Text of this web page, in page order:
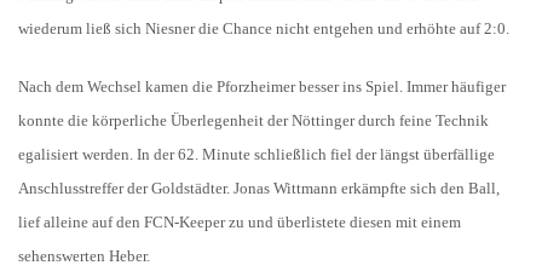
wiederum ließ sich Niesner die Chance nicht entgehen und erhöhte auf 2:0.
Nach dem Wechsel kamen die Pforzheimer besser ins Spiel. Immer häufiger
konnte die körperliche Überlegenheit der Nöttinger durch feine Technik
egalisiert werden. In der 62. Minute schließlich fiel der längst überfällige
Anschlusstreffer der Goldstädter. Jonas Wittmann erkämpfte sich den Ball,
lief alleine auf den FCN-Keeper zu und überlistete diesen mit einem
sehenswerten Heber.